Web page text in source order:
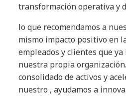
transformación operativa y
lo que recomendamos a
mismo impacto positivo en
empleados y clientes que
nuestra propia
consolidado de activos y
nuestro , ayudamos a